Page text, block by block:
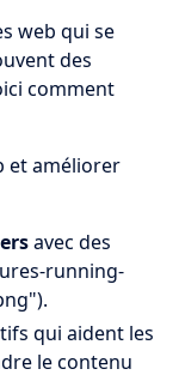
web qui se
des
comment
et améliorer
avec des
running-
qui aident les
le contenu